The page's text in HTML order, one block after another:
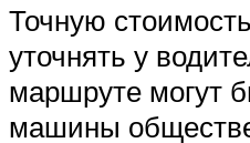
Точную
уточнять у
маршруте могут
машины